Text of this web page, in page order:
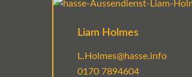
Liam Holmes
L.Holmes@hasse.info
0170 7894604